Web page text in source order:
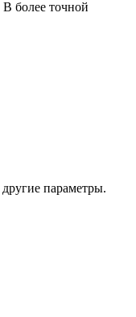
более точной
параметры.